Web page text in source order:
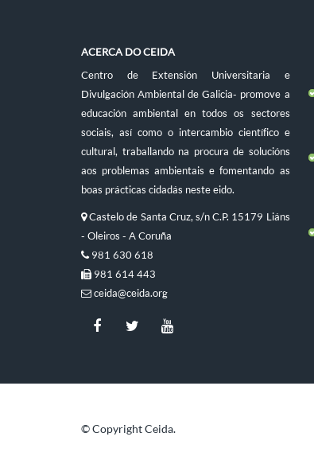
ACERCA DO CEIDA
Centro de Extensión Universitaria e
Divulgación Ambiental de Galicia- promove a
educación ambiental en todos os sectores
sociais, así como o intercambio científico e
cultural, traballando na procura de solucións
aos problemas ambientais e fomentando as
boas prácticas cidadás neste eido.
Castelo de Santa Cruz, s/n C.P. 15179 Liáns
- Oleiros - A Coruña
981 630 618
981 614 443
ceida@ceida.org
© Copyright Ceida.